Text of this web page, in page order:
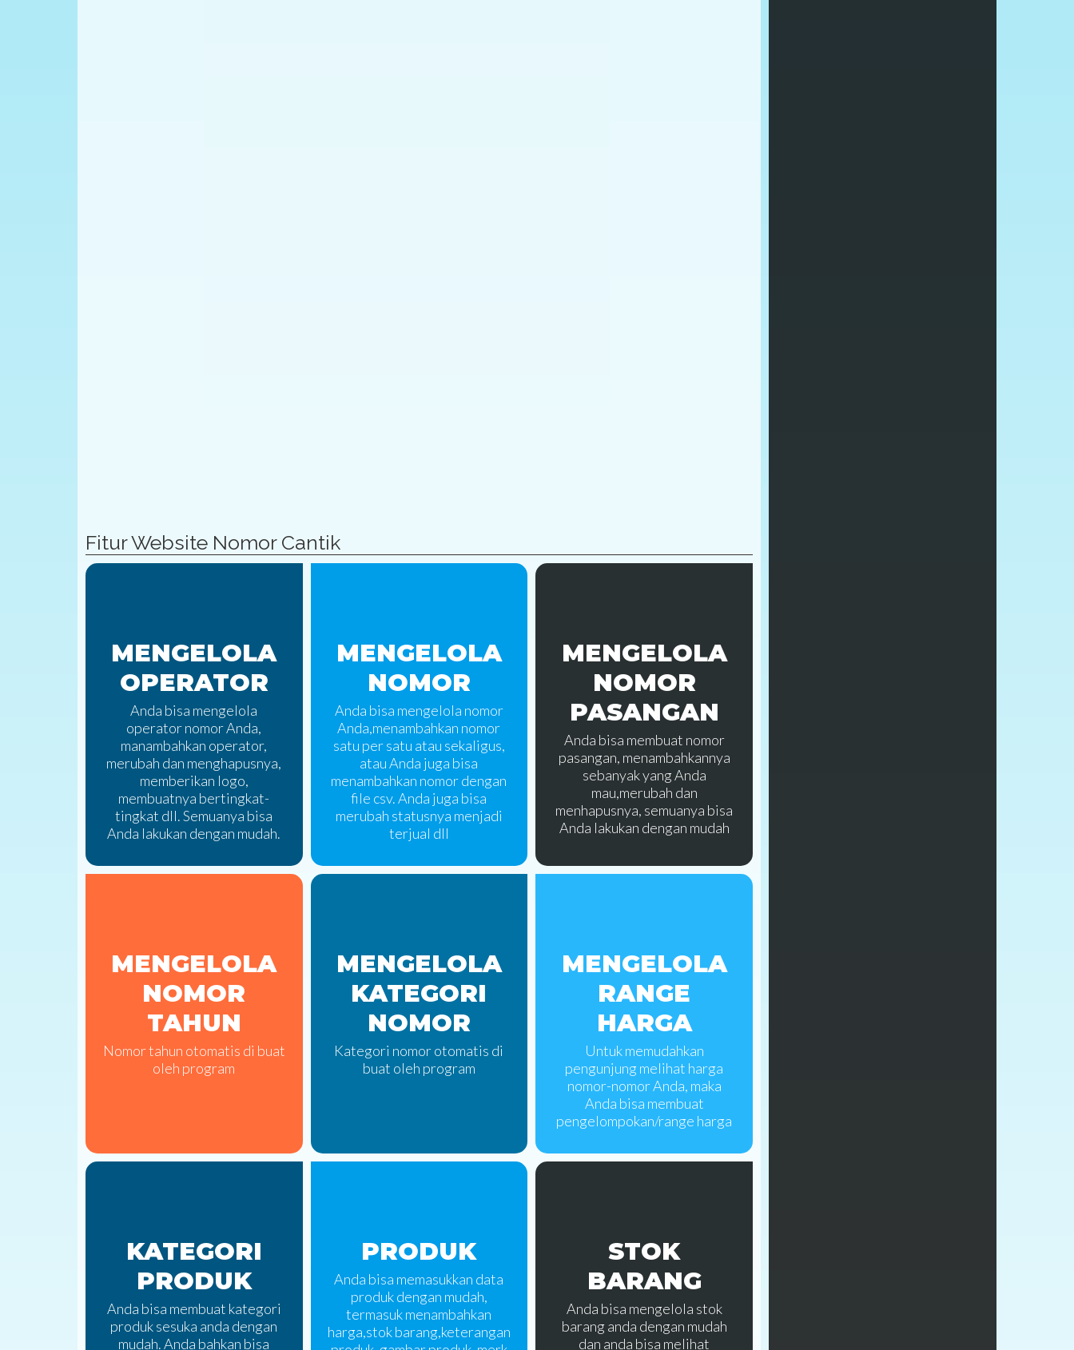
Fitur Website Nomor Cantik
MENGELOLA
OPERATOR
Anda bisa mengelola
operator nomor Anda,
manambahkan operator,
merubah dan menghapusnya,
memberikan logo,
membuatnya bertingkat-
tingkat dll. Semuanya bisa
Anda lakukan dengan mudah.
MENGELOLA
NOMOR
Anda bisa mengelola nomor
Anda,menambahkan nomor
satu per satu atau sekaligus,
atau Anda juga bisa
menambahkan nomor dengan
file csv. Anda juga bisa
merubah statusnya menjadi
terjual dll
MENGELOLA
NOMOR
PASANGAN
Anda bisa membuat nomor
pasangan, menambahkannya
sebanyak yang Anda
mau,merubah dan
menhapusnya, semuanya bisa
Anda lakukan dengan mudah
MENGELOLA
NOMOR
TAHUN
Nomor tahun otomatis di buat
oleh program
MENGELOLA
KATEGORI
NOMOR
Kategori nomor otomatis di
buat oleh program
MENGELOLA
RANGE
HARGA
Untuk memudahkan
pengunjung melihat harga
nomor-nomor Anda, maka
Anda bisa membuat
pengelompokan/range harga
KATEGORI
PRODUK
Anda bisa membuat kategori
produk sesuka anda dengan
mudah. Anda bahkan bisa
PRODUK
Anda bisa memasukkan data
produk dengan mudah,
termasuk menambahkan
harga,stok barang,keterangan
STOK
BARANG
Anda bisa mengelola stok
barang anda dengan mudah
dan anda bisa melihat